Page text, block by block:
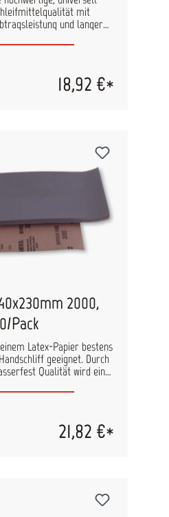
mit
und langer
verfügbar und
Gold-Produkte sind für
geeignet und für
- P500 Hauptanwendung:
18,92 €*
2000,
Pack
Latex-Papier bestens
geeignet. Durch
Qualität wird ein
Siliziumkarbid Farbe:
Körnungen: P80-
Geschlossen21,82 €*